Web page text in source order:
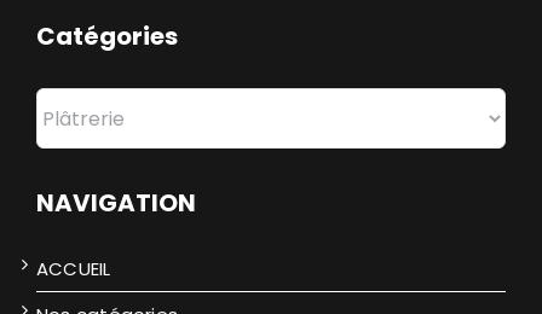
Catégories
Catégories
NAVIGATION
ACCUEIL